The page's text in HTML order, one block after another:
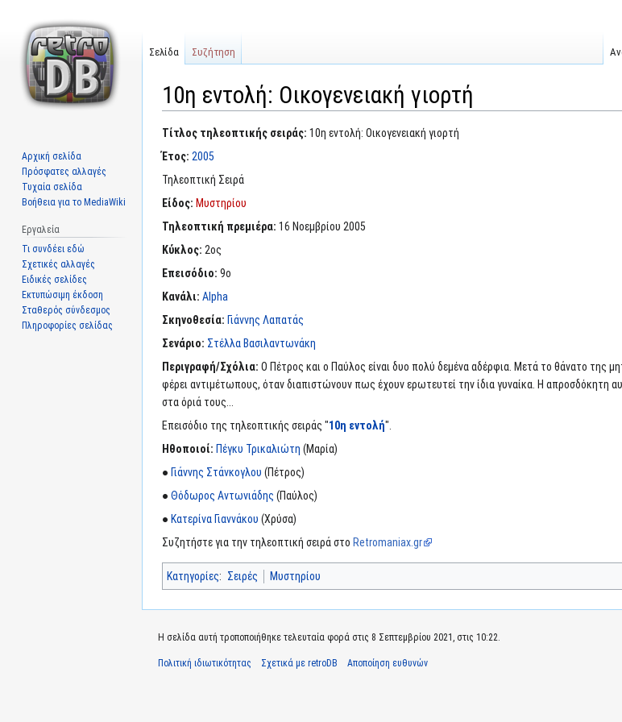
10η εντολή: Οικογενειακή γιορτή
Μετάβαση
στην
Πήδηση
στην
Τίτλος τηλεοπτικής σειράς: 10η εντολή: Οικογενειακή γιορτή
Έτος: 2005
Τηλεοπτική Σειρά
Είδος: Μυστηρίου
Τηλεοπτική πρεμιέρα: 16 Νοεμβρίου 2005
Κύκλος: 2ος
Επεισόδιο: 9ο
Κανάλι: Alpha
Σκηνοθεσία: Γιάννης Λαπατάς
Σενάριο: Στέλλα Βασιλαντωνάκη
Περιγραφή/Σχόλια: Ο Πέτρος και ο Παύλος είναι δυο πολύ δεμένα αδέρφια. Μετά το θάνατο της
φέρει αντιμέτωπους, όταν διαπιστώνουν πως έχουν ερωτευτεί την ίδια γυναίκα. Η απροσδόκητη
στα όριά τους...
Επεισόδιο της τηλεοπτικής σειράς "10η εντολή".
Ηθοποιοί: Πέγκυ Τρικαλιώτη (Μαρία)
● Γιάννης Στάνκογλου (Πέτρος)
● Θόδωρος Αντωνιάδης (Παύλος)
● Κατερίνα Γιαννάκου (Χρύσα)
Συζητήστε για την τηλεοπτική σειρά στο Retromaniax.gr
Κατηγορίες: Σειρές Μυστηρίου
Σελίδα Συζήτηση
Αρχική σελίδα
Πρόσφατες αλλαγές
Τυχαία σελίδα
Βοήθεια για το MediaWiki
Εργαλεία
Τι συνδέει εδώ
Σχετικές αλλαγές
Ειδικές σελίδες
Εκτυπώσιμη έκδοση
Σταθερός σύνδεσμος
Πληροφορίες σελίδας
Η σελίδα αυτή τροποποιήθηκε τελευταία φορά στις 8 Σεπτεμβρίου 2021, στις 10:22.
Πολιτική ιδιωτικότητας Σχετικά με retroDB Αποποίηση ευθυνών